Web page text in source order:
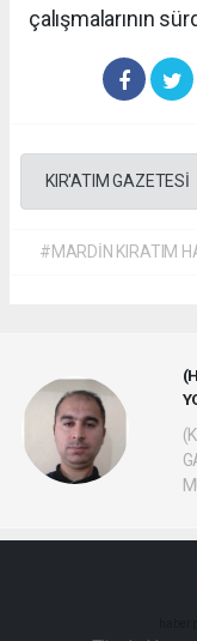
çalışmalarının
KIR'ATIM GAZETESİ
#MARDİN KIRATIM